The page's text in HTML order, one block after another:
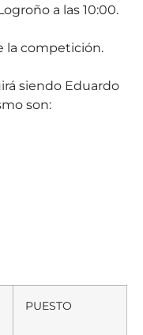
a las 10:00.
la competición.
siendo Eduardo
son:
PUESTO